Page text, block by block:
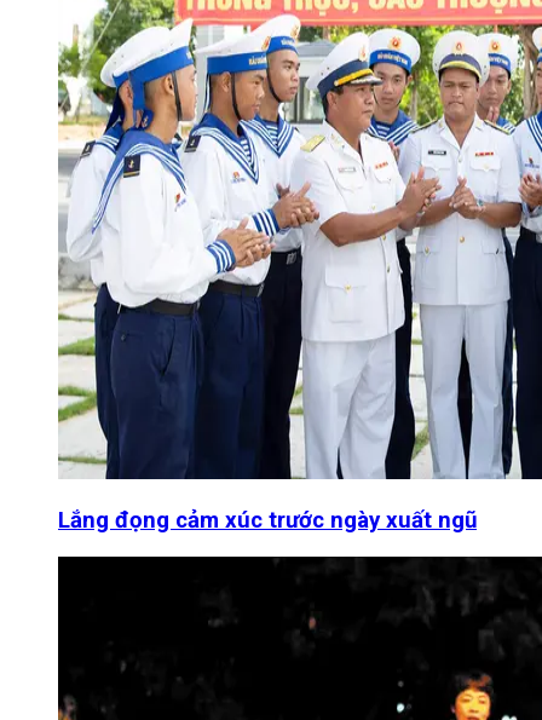
Lắng đọng cảm xúc trước ngày xuất ngũ